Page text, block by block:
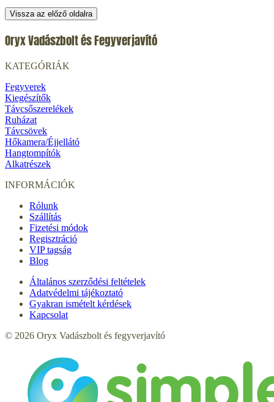
Vissza az előző oldalra
Oryx Vadászbolt és Fegyverjavító
KATEGÓRIÁK
Fegyverek
Kiegészítők
Távcsőszerelékek
Ruházat
Távcsövek
Hőkamera/Éjjellátó
Hangtompítók
Alkatrészek
INFORMÁCIÓK
Rólunk
Szállítás
Fizetési módok
Regisztráció
VIP tagság
Blog
Általános szerződési feltételek
Adatvédelmi tájékoztató
Gyakran ismételt kérdések
Kapcsolat
© 2026 Oryx Vadászbolt és fegyverjavító